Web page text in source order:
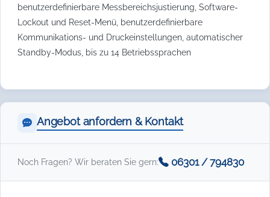
benutzerdefinierbare Messbereichsjustierung, Software-
Lockout und Reset-Menü, benutzerdefinierbare
Kommunikations- und Druckeinstellungen, automatischer
Standby-Modus, bis zu 14 Betriebssprachen
Angebot anfordern & Kontakt
Noch Fragen? Wir beraten Sie gern: 06301 / 794830